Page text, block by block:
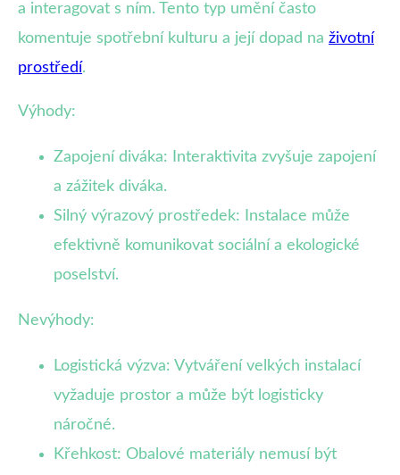
a interagovat s ním. Tento typ umění často
komentuje spotřební kulturu a její dopad na životní
prostředí.
Výhody:
Zapojení diváka: Interaktivita zvyšuje zapojení
a zážitek diváka.
Silný výrazový prostředek: Instalace může
efektivně komunikovat sociální a ekologické
poselství.
Nevýhody:
Logistická výzva: Vytváření velkých instalací
vyžaduje prostor a může být logisticky
náročné.
Křehkost: Obalové materiály nemusí být